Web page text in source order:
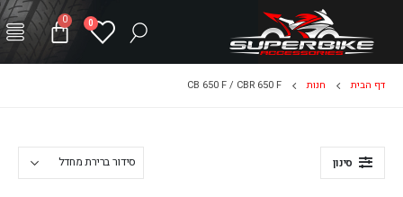
0
0
דף הבית חנות CB 650 F / CBR 650 F
סינון